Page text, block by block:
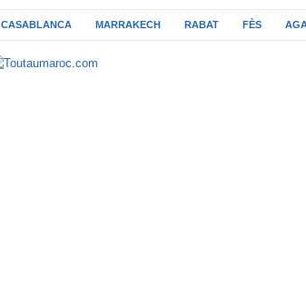
CASABLANCA MARRAKECH RABAT FÈS